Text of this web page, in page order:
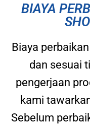
BIAYA
Biaya
dan sesuai
pengerjaan
kami
Sebelum